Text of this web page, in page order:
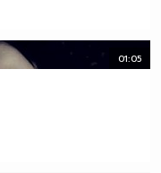
01:05